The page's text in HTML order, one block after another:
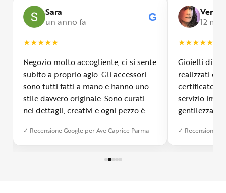
Sara
un anno fa
G
★★★★★
Negozio molto accogliente, ci si sente
subito a proprio agio. Gli accessori
sono tutti fatti a mano e hanno uno
stile davvero originale. Sono curati
nei dettagli, creativi e ogni pezzo è
qualità e si vede che c’è tanta
possibile anche farsi realizzare un
✓ Recensione Google per Ave Caprice Parma
12
★★★★★
Gioielli di
realizzati
certificate,
servizio
gentilezza
i clienti,
✓ Recensione